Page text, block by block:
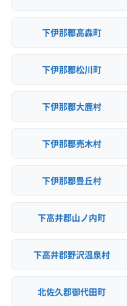
下伊那郡高森町
下伊那郡松川町
下伊那郡大鹿村
下伊那郡売木村
下伊那郡豊丘村
下高井郡山ノ内町
下高井郡野沢温泉村
北佐久郡御代田町